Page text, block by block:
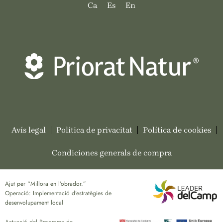
Ca Es En
Avís legal Política de privacitat Política de cookies
Condiciones generals de compra
Ajut per “Millora en l’obrador.”
Operació: Implementació d’estratègies de
desenvolupament local